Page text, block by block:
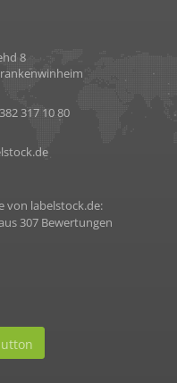
8
317 10 80
von labelstock.de:
307 Bewertungen